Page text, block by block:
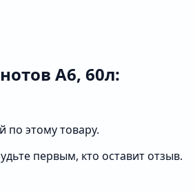
А6, 60л:
по этому товару.
первым, кто оставит отзыв.